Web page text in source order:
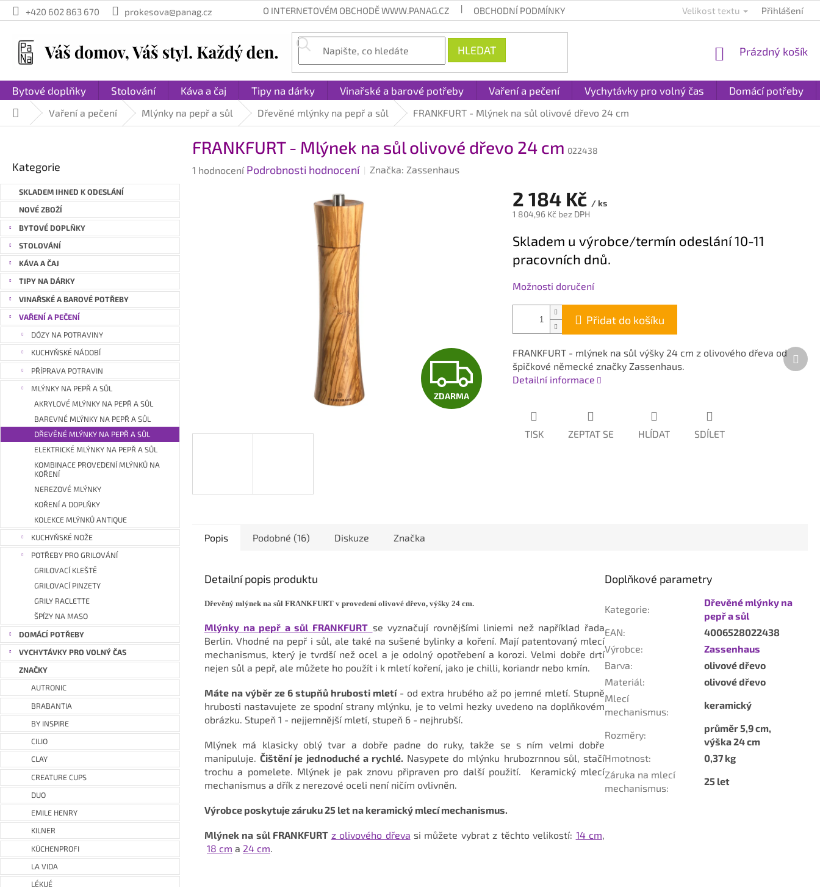
Přejít
na
+420 602 863 670 prokesova@panag.cz O INTERNETOVÉM OBCHODĚ WWW.PANAG.CZ OBCHODNÍ PODMÍNKY PLATBA A DOPRAVA REKLAMACE
Velikost textu Přihlášení
HLEDAT
NÁKUPNÍ
Prázdný košík
Bytové doplňky Stolování Káva a čaj Tipy na dárky Vinařské a barové potřeby Vaření a pečení Vychytávky pro volný čas Domácí potřeby
DomůVaření a pečení Mlýnky na pepř a sůl Dřevěné mlýnky na pepř a sůl FRANKFURT - Mlýnek na sůl olivové dřevo 24 cm
a
n
n
í
n
e
l
kategorie
Kategorie
SKLADEM IHNED K ODESLÁNÍ
NOVÉ ZBOŽÍ
BYTOVÉ DOPLŇKY
STOLOVÁNÍ
KÁVA A ČAJ
TIPY NA DÁRKY
VINAŘSKÉ A BAROVÉ POTŘEBY
VAŘENÍ A PEČENÍ
DÓZY NA POTRAVINY
KUCHYŇSKÉ NÁDOBÍ
PŘÍPRAVA POTRAVIN
MLÝNKY NA PEPŘ A SŮL
AKRYLOVÉ MLÝNKY NA PEPŘ A SŮL
BAREVNÉ MLÝNKY NA PEPŘ A SŮL
DŘEVĚNÉ MLÝNKY NA PEPŘ A SŮL
ELEKTRICKÉ MLÝNKY NA PEPŘ A SŮL
KOMBINACE PROVEDENÍ MLÝNKŮ NA
KOŘENÍ
NEREZOVÉ MLÝNKY
KOŘENÍ A DOPLŇKY
KOLEKCE MLÝNKŮ ANTIQUE
KUCHYŇSKÉ NOŽE
POTŘEBY PRO GRILOVÁNÍ
GRILOVACÍ KLEŠTĚ
GRILOVACÍ PINZETY
GRILY RACLETTE
ŠPÍZY NA MASO
DOMÁCÍ POTŘEBY
VYCHYTÁVKY PRO VOLNÝ ČAS
ZNAČKY
AUTRONIC
BRABANTIA
BY INSPIRE
CILIO
CLAY
CREATURE CUPS
DUO
EMILE HENRY
KILNER
KÜCHENPROFI
LA VIDA
LÉKUÉ
FRANKFURT - Mlýnek na sůl olivové dřevo 24 cm 022438
Průměrné
1 hodnocení Podrobnosti hodnocení Značka: Zassenhaus
Z
D
ZDARMA
2 184 Kč / ks
1 804,96 Kč bez DPH
cena:
Skladem u výrobce/termín odeslání 10-11
pracovních dnů.
Možnosti doručení
Přidat do košíku
FRANKFURT - mlýnek na sůl výšky 24 cm z olivového dřeva od
špičkové německé značky Zassenhaus.
Detailní informace
TISK ZEPTAT SE HLÍDAT SDÍLET
Popis Podobné (16) Diskuze Značka
Detailní popis produktu
Dřevěný mlýnek na sůl FRANKFURT v provedení olivové dřevo, výšky 24 cm.
Mlýnky na pepř a sůl FRANKFURT se vyznačují rovnějšími liniemi než například řada
Berlin. Vhodné na pepř i sůl, ale také na sušené bylinky a koření. Mají patentovaný mlecí
mechanismus, který je tvrdší než ocel a je odolný opotřebení a korozi. Velmi dobře drtí
nejen sůl a pepř, ale můžete ho použít i k mletí koření, jako je chilli, koriandr nebo kmín.
Máte na výběr ze 6 stupňů hrubosti mletí - od extra hrubého až po jemné mletí. Stupně
hrubosti nastavujete ze spodní strany mlýnku, je to velmi hezky uvedeno na doplňkovém
obrázku. Stupeň 1 - nejjemnější mletí, stupeň 6 - nejhrubší.
Mlýnek má klasicky oblý tvar a dobře padne do ruky, takže se s ním velmi dobře
manipuluje. Čištění je jednoduché a rychlé. Nasypete do mlýnku hrubozrnnou sůl, stačí
trochu a pomelete. Mlýnek je pak znovu připraven pro další použití. Keramický mlecí
mechanismus a dřík z nerezové oceli není ničím ovlivněn.
Výrobce poskytuje záruku 25 let na keramický mlecí mechanismus.
Mlýnek na sůl FRANKFURT z olivového dřeva si můžete vybrat z těchto velikostí: 14 cm,
18 cm a 24 cm.
Doplňkové parametry
Kategorie:
Dřevěné mlýnky na
pepř a sůl
EAN:
4006528022438
Výrobce:
Zassenhaus
Barva:
olivové dřevo
Materiál:
olivové dřevo
Mlecí
mechanismus:
keramický
Rozměry:
průměr 5,9 cm,
výška 24 cm
Hmotnost:
0,37 kg
Záruka na mlecí
mechanismus:
25 let